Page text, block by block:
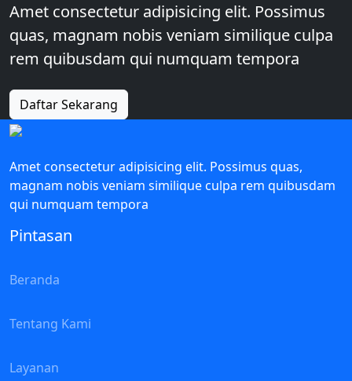
Amet consectetur adipisicing elit. Possimus
quas, magnam nobis veniam similique culpa
rem quibusdam qui numquam tempora
Daftar Sekarang
Amet consectetur adipisicing elit. Possimus quas,
magnam nobis veniam similique culpa rem quibusdam
qui numquam tempora
Pintasan
Beranda
Tentang Kami
Layanan